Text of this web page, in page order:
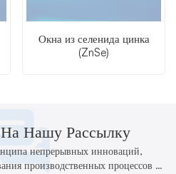
Окна из селенида цинка
(ZnSe)
Нашу Рассылку
непрерывных инноваций,
производственных процессов и